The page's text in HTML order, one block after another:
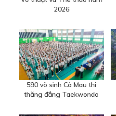
2026
590 võ sinh Cà Mau thi
thăng đẳng Taekwondo